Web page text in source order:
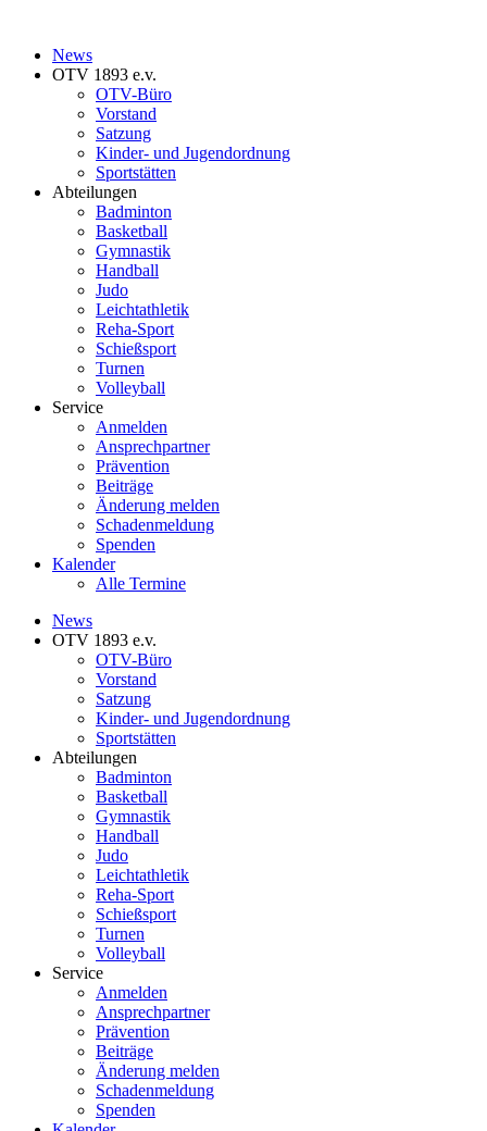
News
OTV 1893 e.v.
OTV-Büro
Vorstand
Satzung
Kinder- und Jugendordnung
Sportstätten
Abteilungen
Badminton
Basketball
Gymnastik
Handball
Judo
Leichtathletik
Reha-Sport
Schießsport
Turnen
Volleyball
Service
Anmelden
Ansprechpartner
Prävention
Beiträge
Änderung melden
Schadenmeldung
Spenden
Kalender
Alle Termine
News
OTV 1893 e.v.
OTV-Büro
Vorstand
Satzung
Kinder- und Jugendordnung
Sportstätten
Abteilungen
Badminton
Basketball
Gymnastik
Handball
Judo
Leichtathletik
Reha-Sport
Schießsport
Turnen
Volleyball
Service
Anmelden
Ansprechpartner
Prävention
Beiträge
Änderung melden
Schadenmeldung
Spenden